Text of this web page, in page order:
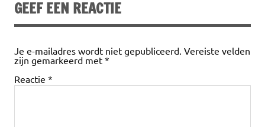
GEEF EEN REACTIE
Je e-mailadres wordt niet gepubliceerd. Vereiste velden
zijn gemarkeerd met *
Reactie *